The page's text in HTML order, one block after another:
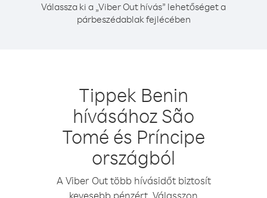
Válassza ki a „Viber Out hívás” lehetőséget a
párbeszédablak fejlécében
Tippek Benin
hívásához São
Tomé és Príncipe
országból
A Viber Out több hívásidőt biztosít
kevesebb pénzért. Válasszon